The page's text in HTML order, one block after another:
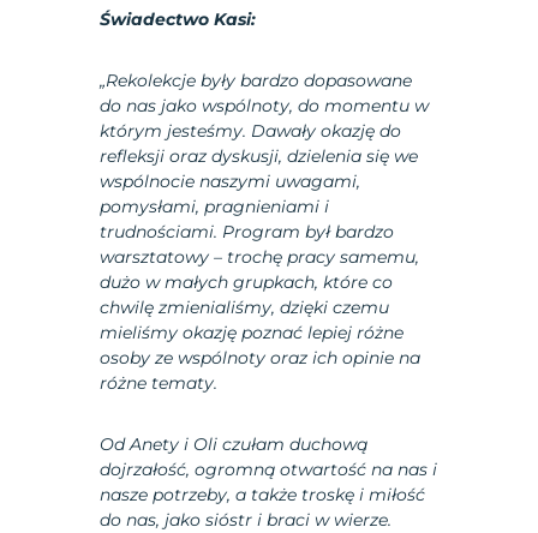
Świadectwo Kasi:
„Rekolekcje były bardzo dopasowane
do nas jako wspólnoty, do momentu w
którym jesteśmy. Dawały okazję do
refleksji oraz dyskusji, dzielenia się we
wspólnocie naszymi uwagami,
pomysłami, pragnieniami i
trudnościami. Program był bardzo
warsztatowy – trochę pracy samemu,
dużo w małych grupkach, które co
chwilę zmienialiśmy, dzięki czemu
mieliśmy okazję poznać lepiej różne
osoby ze wspólnoty oraz ich opinie na
różne tematy.
Od Anety i Oli czułam duchową
dojrzałość, ogromną otwartość na nas i
nasze potrzeby, a także troskę i miłość
do nas, jako sióstr i braci w wierze.